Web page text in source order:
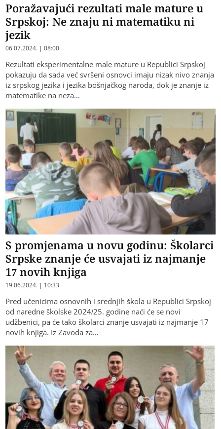
Poražavajući rezultati male mature u
Srpskoj: Ne znaju ni matematiku ni
jezik
06.07.2024. | 08:00
Rezultati eksperimentalne male mature u Republici Srpskoj
pokazuju da sada već svršeni osnovci imaju nizak nivo znanja
iz srpskog jezika i jezika bošnjačkog naroda, dok je znanje iz
matematike na neza…
S promjenama u novu godinu: Školarci
Srpske znanje će usvajati iz najmanje
17 novih knjiga
19.06.2024. | 10:33
Pred učenicima osnovnih i srednjih škola u Republici Srpskoj
od naredne školske 2024/25. godine naći će se novi
udžbenici, pa će tako školarci znanje usvajati iz najmanje 17
novih knjiga. Iz Zavoda za…